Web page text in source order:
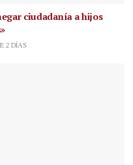
ciudadanía a hijos
2 DÍAS